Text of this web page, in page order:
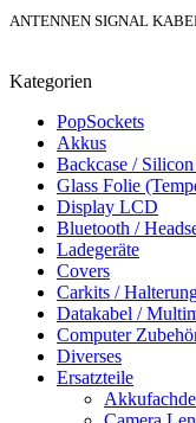
ANTENNEN SIGNAL
Kategorien
PopSockets
Akkus
Backcase /
Glass Folie
Display LCD
Bluetooth /
Ladegeräte
Covers
Carkits /
Datakabel /
Computer
Diverses
Ersatzteile